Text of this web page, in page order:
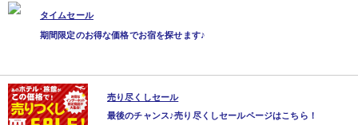
タイムセール
期間限定のお得な価格でお宿を探せます♪
売り尽くしセール
最後のチャンス♪売り尽くしセールページはこちら！